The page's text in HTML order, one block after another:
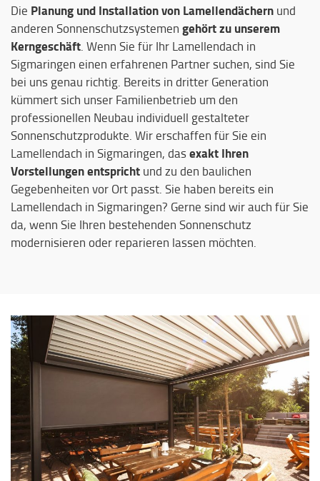
Die Planung und Installation von Lamellendächern und
anderen Sonnenschutzsystemen gehört zu unserem
Kerngeschäft . Wenn Sie für Ihr Lamellendach in
Sigmaringen einen erfahrenen Partner suchen, sind Sie
bei uns genau richtig. Bereits in dritter Generation
kümmert sich unser Familienbetrieb um den
professionellen Neubau individuell gestalteter
Sonnenschutzprodukte. Wir erschaffen für Sie ein
Lamellendach in Sigmaringen, dasexakt Ihren
Vorstellungen entspricht und zu den baulichen
Gegebenheiten vor Ort passt. Sie haben bereits ein
Lamellendach in Sigmaringen? Gerne sind wir auch für Sie
da, wenn Sie Ihren bestehenden Sonnenschutz
modernisieren oder reparieren lassen möchten.